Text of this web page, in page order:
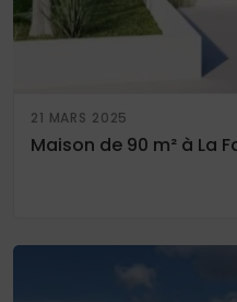
21 MARS 2025
Maison de 90 m² à